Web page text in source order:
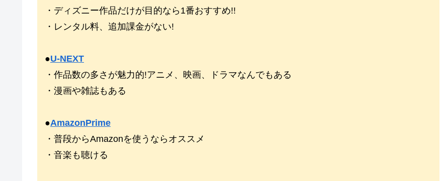
・ディズニー作品だけが目的なら1番おすすめ!!
・レンタル料、追加課金がない!
●U-NEXT
・作品数の多さが魅力的!アニメ、映画、ドラマなんでもある
・漫画や雑誌もある
●AmazonPrime
・普段からAmazonを使うならオススメ
・音楽も聴ける